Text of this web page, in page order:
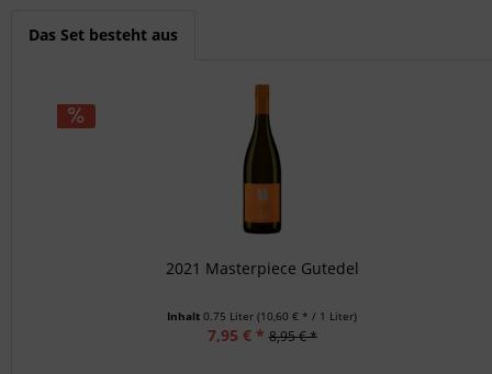
Das Set besteht aus
2021 Masterpiece Gutedel
Inhalt0.75 Liter(10,60 € * / 1 Liter)
7,95 € * 8,95 € *